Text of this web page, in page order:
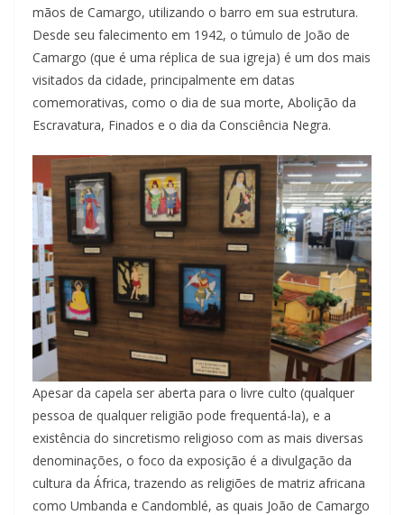
mãos de Camargo, utilizando o barro em sua estrutura.
Desde seu falecimento em 1942, o túmulo de João de
Camargo (que é uma réplica de sua igreja) é um dos mais
visitados da cidade, principalmente em datas
comemorativas, como o dia de sua morte, Abolição da
Escravatura, Finados e o dia da Consciência Negra.
Apesar da capela ser aberta para o livre culto (qualquer
pessoa de qualquer religião pode frequentá-la), e a
existência do sincretismo religioso com as mais diversas
denominações, o foco da exposição é a divulgação da
cultura da África, trazendo as religiões de matriz africana
como Umbanda e Candomblé, as quais João de Camargo